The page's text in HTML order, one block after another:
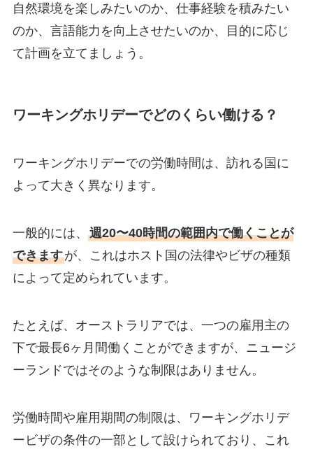
自然環境を楽しみたいのか、仕事経験を積みたい
のか、言語能力を向上させたいのか、目的に応じ
て計画を立てましょう。
ワーキングホリデーでどのくらい働ける？
ワーキングホリデーでの労働時間は、訪れる国に
よって大きく異なります。
一般的には、 週20〜40時間の範囲内で働くことが
できますが、これはホスト国の法律やビザの種類
によって定められています。
たとえば、オーストラリアでは、一つの雇用主の
下で最長6ヶ月間働くことができますが、ニュージ
ーランドではそのような制限はありません。
労働時間や雇用期間の制限は、ワーキングホリデ
ービザの条件の一部として設けられており、これ